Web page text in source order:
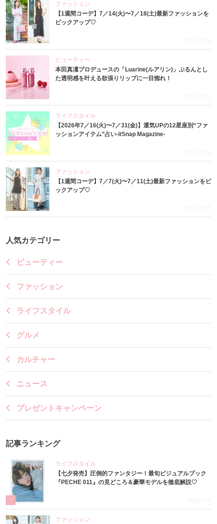
ファッション
【1週間コーデ】7／14(火)〜7／18(土)最新ファッションを
ピックアップ♡
2026.7.23
ビューティー
本田真凜プロデュースの「Luarine(ルアリン)」ぷるんとし
た透明感を叶える欲張りリップに一目惚れ！
2026.7.22
ライフスタイル
【2026年7／16(火)〜7／31(金)】運気UPの12星座別“ファ
ッションアイテム”占い-itSnap Magazine-
2026.7.16
ファッション
【1週間コーデ】7／7(火)〜7／11(土)最新ファッションをピ
ックアップ♡
2026.7.15
人気カテゴリー
ビューティー
ファッション
ライフスタイル
グルメ
カルチャー
ニュース
プレゼントキャンペーン
記事ランキング
ライフスタイル
【七夕発売】圧倒的ファンタジー！最旬ビジュアルブック
『PECHE 011』の見どころ＆豪華モデルを徹底解説♡
2026.7.7
ファッション